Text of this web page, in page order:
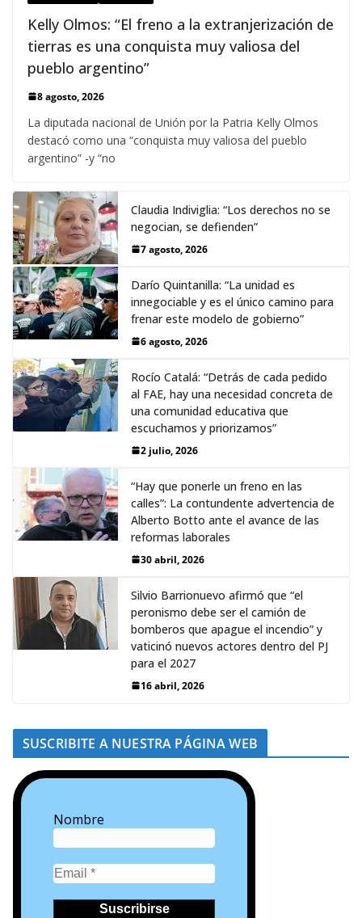
Kelly Olmos: “El freno a la extranjerización de
tierras es una conquista muy valiosa del
pueblo argentino”
8 agosto, 2026
La diputada nacional de Unión por la Patria Kelly Olmos
destacó como una “conquista muy valiosa del pueblo
argentino” -y “no
Claudia Indiviglia: “Los derechos no se
negocian, se defienden”
7 agosto, 2026
Darío Quintanilla: “La unidad es
innegociable y es el único camino para
frenar este modelo de gobierno”
6 agosto, 2026
Rocío Catalá: “Detrás de cada pedido
al FAE, hay una necesidad concreta de
una comunidad educativa que
escuchamos y priorizamos”
2 julio, 2026
“Hay que ponerle un freno en las
calles”: La contundente advertencia de
Alberto Botto ante el avance de las
reformas laborales
30 abril, 2026
Silvio Barrionuevo afirmó que “el
peronismo debe ser el camión de
bomberos que apague el incendio” y
vaticinó nuevos actores dentro del PJ
para el 2027
16 abril, 2026
SUSCRIBITE A NUESTRA PÁGINA WEB
Nombre